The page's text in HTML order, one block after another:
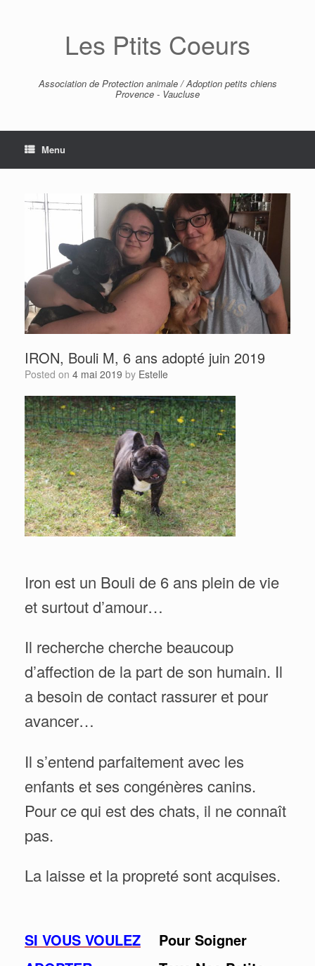
Les Ptits Coeurs
Association de Protection animale / Adoption petits chiens
Provence - Vaucluse
Menu
IRON, Bouli M, 6 ans adopté juin 2019
Posted on 4 mai 2019 by Estelle
Iron est un Bouli de 6 ans plein de vie
et surtout d’amour…
Il recherche cherche beaucoup
d’affection de la part de son humain. Il
a besoin de contact rassurer et pour
avancer…
Il s’entend parfaitement avec les
enfants et ses congénères canins.
Pour ce qui est des chats, il ne connaît
pas.
La laisse et la propreté sont acquises.
SI VOUS VOULEZ
Pour Soigner